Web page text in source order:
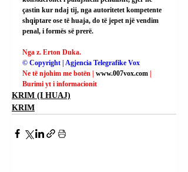
çastin kur ndaj tij, nga autoritetet kompetente
shqiptare ose të huaja, do të jepet një vendim
penal, i formës së prerë.
Nga z. Erton Duka.
© Copyright | Agjencia Telegrafike Vox
Ne të njohim me botën | www.007vox.com |
Burimi yt i informacionit
KRIM (I HUAJ)
KRIM